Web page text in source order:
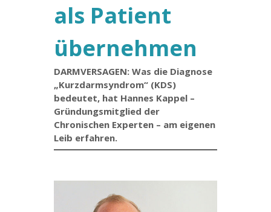
als Patient
übernehmen
DARMVERSAGEN: Was die Diagnose
„Kurzdarmsyndrom“ (KDS)
bedeutet, hat Hannes Kappel –
Gründungsmitglied der
Chronischen Experten – am eigenen
Leib erfahren.